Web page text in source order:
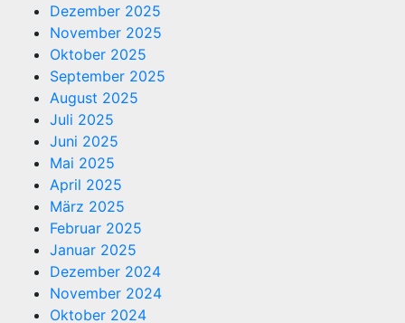
Dezember 2025
November 2025
Oktober 2025
September 2025
August 2025
Juli 2025
Juni 2025
Mai 2025
April 2025
März 2025
Februar 2025
Januar 2025
Dezember 2024
November 2024
Oktober 2024